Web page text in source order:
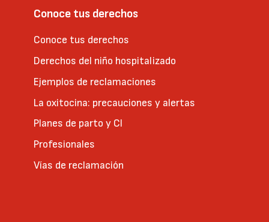
Conoce tus derechos
Conoce tus derechos
Derechos del niño hospitalizado
Ejemplos de reclamaciones
La oxitocina: precauciones y alertas
Planes de parto y CI
Profesionales
Vías de reclamación